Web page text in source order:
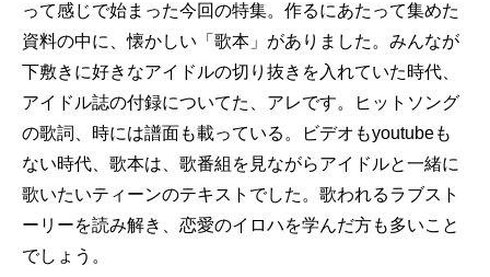
って感じで始まった今回の特集。作るにあたって集めた
資料の中に、懐かしい「歌本」がありました。みんなが
下敷きに好きなアイドルの切り抜きを入れていた時代、
アイドル誌の付録についてた、アレです。ヒットソング
の歌詞、時には譜面も載っている。ビデオもyoutubeも
ない時代、歌本は、歌番組を見ながらアイドルと一緒に
歌いたいティーンのテキストでした。歌われるラブスト
ーリーを読み解き、恋愛のイロハを学んだ方も多いこと
でしょう。